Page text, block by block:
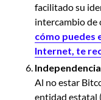
facilitado su
intercambio de
cómo puedes
Internet, te
Al no estar
entidad estatal